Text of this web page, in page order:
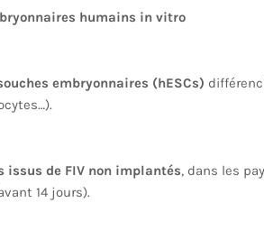
humains in vitro
embryonnaires (hESCs)
issus de FIV non implantés, dans les
14 jours).